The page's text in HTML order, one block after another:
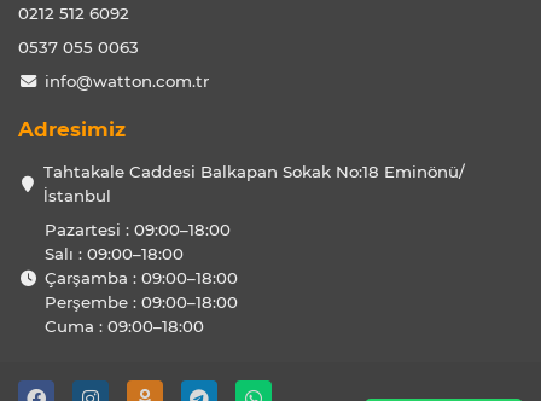
0212 512 6092
0537 055 0063
info@watton.com.tr
Adresimiz
Tahtakale Caddesi Balkapan Sokak No:18 Eminönü/
İstanbul
Pazartesi : 09:00–18:00
Salı : 09:00–18:00
Çarşamba : 09:00–18:00
Perşembe : 09:00–18:00
Cuma : 09:00–18:00